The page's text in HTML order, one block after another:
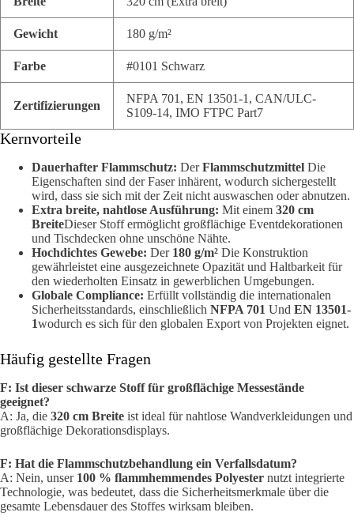
Gewicht 180 g/m²
Farbe #0101 Schwarz
Zertifizierungen
NFPA 701, EN 13501-1, CAN/ULC-
S109-14, IMO FTPC Part7
Kernvorteile
Dauerhafter Flammschutz: DerFlammschutzmittel Die
Eigenschaften sind der Faser inhärent, wodurch sichergestellt
wird, dass sie sich mit der Zeit nicht auswaschen oder abnutzen.
Extra breite, nahtlose Ausführung: Mit einem 320 cm
BreiteDieser Stoff ermöglicht großflächige Eventdekorationen
und Tischdecken ohne unschöne Nähte.
Hochdichtes Gewebe: Der 180 g/m² Die Konstruktion
gewährleistet eine ausgezeichnete Opazität und Haltbarkeit für
den wiederholten Einsatz in gewerblichen Umgebungen.
Globale Compliance: Erfüllt vollständig die internationalen
Sicherheitsstandards, einschließlich NFPA 701 Und EN 13501-
1wodurch es sich für den globalen Export von Projekten eignet.
Häufig gestellte Fragen
F: Ist dieser schwarze Stoff für großflächige Messestände
geeignet?
A: Ja, die 320 cm Breite ist ideal für nahtlose Wandverkleidungen und
großflächige Dekorationsdisplays.
F: Hat die Flammschutzbehandlung ein Verfallsdatum?
A: Nein, unser 100 % flammhemmendes Polyester nutzt integrierte
Technologie, was bedeutet, dass die Sicherheitsmerkmale über die
gesamte Lebensdauer des Stoffes wirksam bleiben.